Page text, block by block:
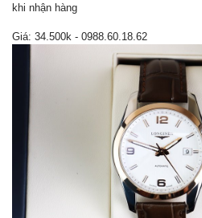
khi nhận hàng
Giá: 34.500k - 0988.60.18.62